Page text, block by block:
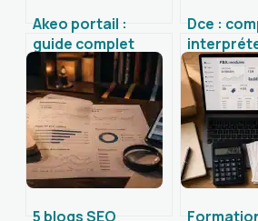
Akeo portail :
guide complet
pour accéder et
utiliser votre
espace en ligne
Dce :
utiliser
pratique
5 blogs SEO